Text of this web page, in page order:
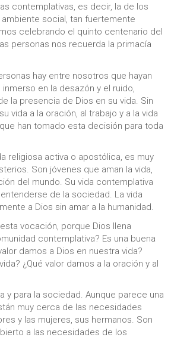
contemplativas, es decir, la de los
social, tan fuertemente
celebrando el quinto centenario del
personas nos recuerda la primacía
hay entre nosotros que hayan
en la desazón y el ruido,
la presencia de Dios en su vida. Sin
vida a la oración, al trabajo y a la vida
han tomado esta decisión para toda
religiosa activa o apostólica, es muy
Son jóvenes que aman la vida,
del mundo. Su vida contemplativa
de la sociedad. La vida
a Dios sin amar a la humanidad.
vocación, porque Dios llena
contemplativa? Es una buena
damos a Dios en nuestra vida?
¿Qué valor damos a la oración y al
y para la sociedad. Aunque parece una
muy cerca de las necesidades
y las mujeres, sus hermanos. Son
a las necesidades de los